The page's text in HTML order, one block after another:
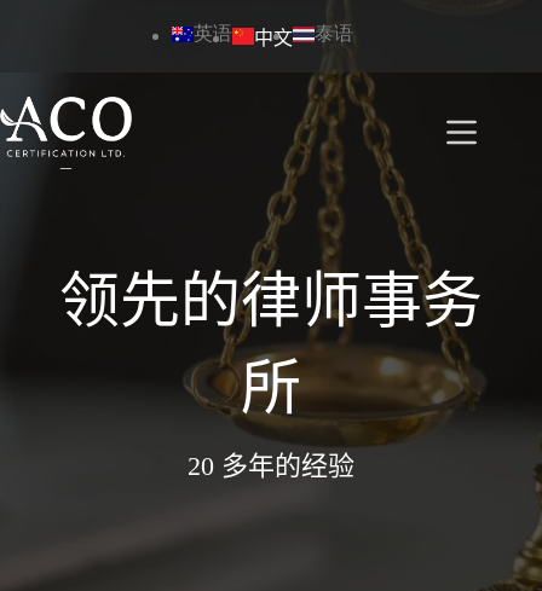
英语 中文 泰语
领先的律师事务
所
20 多年的经验